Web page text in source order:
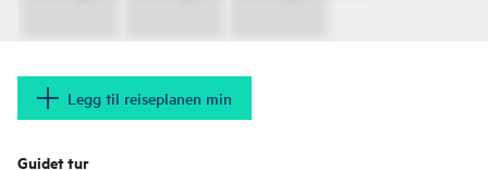
Legg til reiseplanen min
Guidet tur